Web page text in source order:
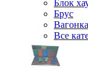
Блок
Брус
Все